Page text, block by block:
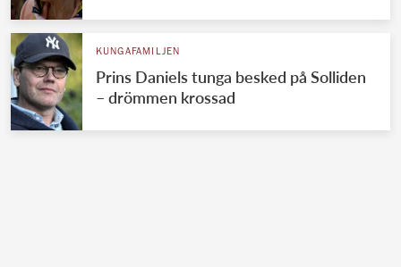
KUNGAFAMILJEN
Prins Daniels tunga besked på Solliden
– drömmen krossad